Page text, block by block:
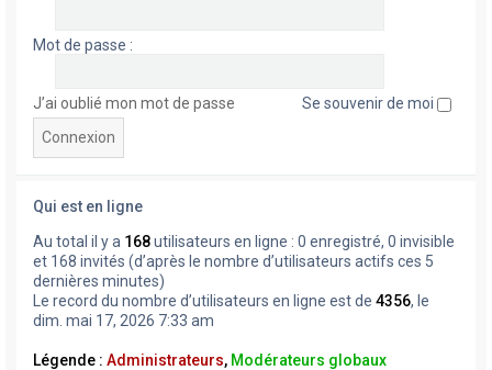
Mot de passe :
J’ai oublié mon mot de passe Se souvenir de moi
Qui est en ligne
Au total il y a 168utilisateurs en ligne : 0 enregistré, 0 invisible
et 168 invités (d’après le nombre d’utilisateurs actifs ces 5
dernières minutes)
Le record du nombre d’utilisateurs en ligne est de 4356, le
dim. mai 17, 2026 7:33 am
Légende : Administrateurs, Modérateurs globaux